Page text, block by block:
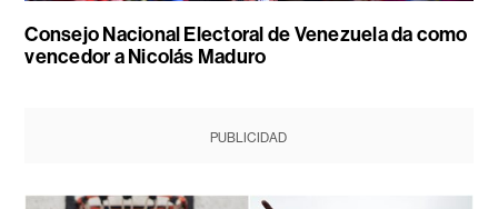
Consejo Nacional Electoral de Venezuela da como
vencedor a Nicolás Maduro
PUBLICIDAD